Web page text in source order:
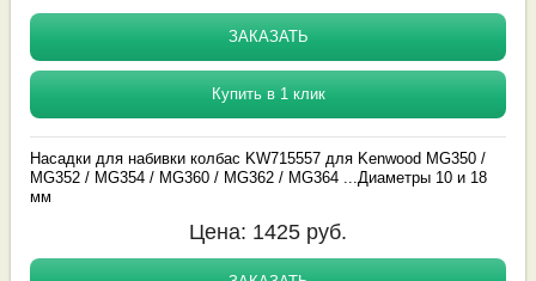
ЗАКАЗАТЬ
Купить в 1 клик
Насадки для набивки колбас KW715557 для Kenwood MG350 /
MG352 / MG354 / MG360 / MG362 / MG364 ...Диаметры 10 и 18
мм
Цена: 1425 руб.